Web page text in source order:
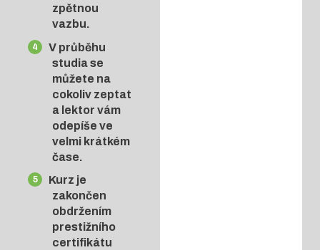
zpětnou
vazbu.
V průběhu
studia se
můžete na
cokoliv zeptat
a lektor vám
odepíše ve
velmi krátkém
čase.
Kurz je
zakončen
obdržením
prestižního
certifikátu